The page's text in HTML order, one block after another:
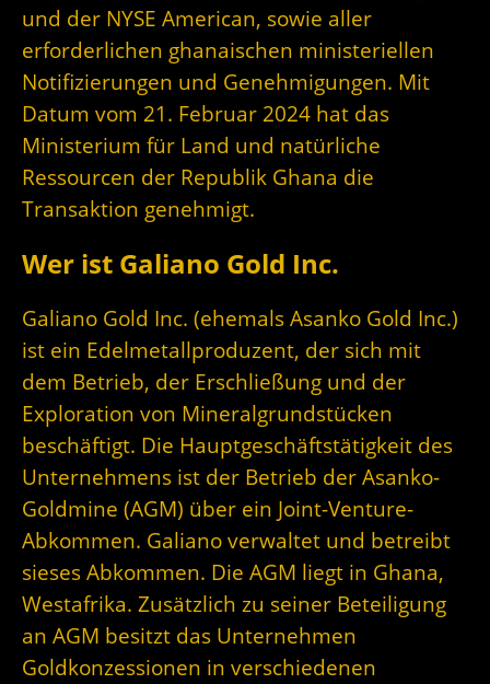
und der NYSE American, sowie aller
erforderlichen ghanaischen ministeriellen
Notifizierungen und Genehmigungen. Mit
Datum vom 21. Februar 2024 hat das
Ministerium für Land und natürliche
Ressourcen der Republik Ghana die
Transaktion genehmigt.
Wer ist Galiano Gold Inc.
Galiano Gold Inc. (ehemals Asanko Gold Inc.)
ist ein Edelmetallproduzent, der sich mit
dem Betrieb, der Erschließung und der
Exploration von Mineralgrundstücken
beschäftigt. Die Hauptgeschäftstätigkeit des
Unternehmens ist der Betrieb der Asanko-
Goldmine (AGM) über ein Joint-Venture-
Abkommen. Galiano verwaltet und betreibt
sieses Abkommen. Die AGM liegt in Ghana,
Westafrika. Zusätzlich zu seiner Beteiligung
an AGM besitzt das Unternehmen
Goldkonzessionen in verschiedenen